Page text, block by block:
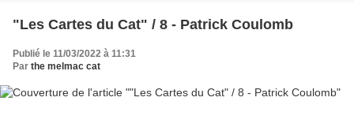
"Les Cartes du Cat" / 8 - Patrick Coulomb
Publié le 11/03/2022 à 11:31
Par the melmac cat